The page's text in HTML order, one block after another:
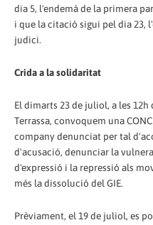
dia 5, l'endemà de la primera
i que la citació sigui pel dia 23,
judici.
Crida a la solidaritat
El dimarts 23 de juliol, a les
Terrassa, convoquem una
company denunciat per tal
d'acusació, denunciar la
d'expressió i la repressió als
més la dissolució del GIE.
Prèviament, el 19 de juliol, es